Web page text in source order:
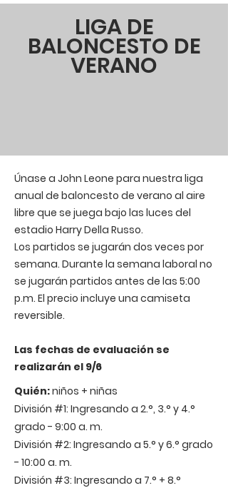
LIGA DE
BALONCESTO DE
VERANO
Únase a John Leone para nuestra liga
anual de baloncesto de verano al aire
libre que se juega bajo las luces del
estadio Harry Della Russo.
Los partidos se jugarán dos veces por
semana. Durante la semana laboral no
se jugarán partidos antes de las 5:00
p.m. El precio incluye una camiseta
reversible.
Las fechas de evaluación se
realizarán el 9/6
Quién:niños + niñas
División #1: Ingresando a 2.°, 3.° y 4.°
grado - 9:00 a. m.
División #2: Ingresando a 5.° y 6.° grado
- 10:00 a. m.
División #3: Ingresando a 7.° + 8.°